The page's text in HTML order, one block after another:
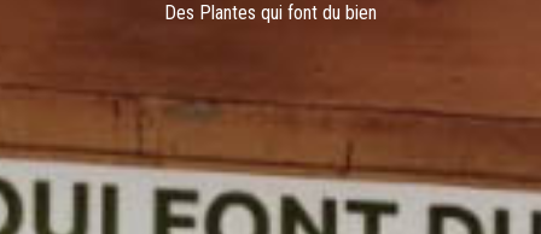
Des Plantes qui font du bien